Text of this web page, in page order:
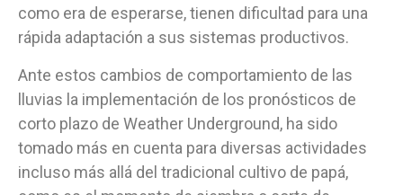
como era de esperarse, tienen dificultad para una
rápida adaptación a sus sistemas productivos.
Ante estos cambios de comportamiento de las
lluvias la implementación de los pronósticos de
corto plazo de Weather Underground, ha sido
tomado más en cuenta para diversas actividades
incluso más allá del tradicional cultivo de papá,